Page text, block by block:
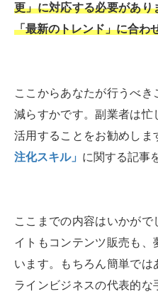
更」に対応する必要があ
「最新のトレンド」に合わ
ここからあなたが行うべ
減らすかです。副業者は忙
活用することをお勧めしま
注化スキル」 に関する記事
ここまでの内容はいかが
イトもコンテンツ販売も、
います。もちろん簡単で
ラインビジネスの代表的